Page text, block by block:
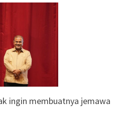
ingin membuatnya jemawa